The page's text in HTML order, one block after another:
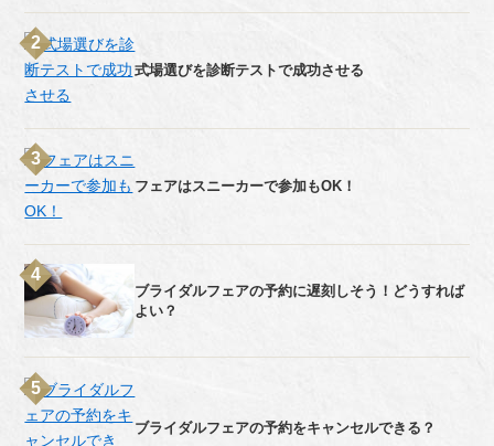
式場選びを診断テストで成功させる
フェアはスニーカーで参加もOK！
ブライダルフェアの予約に遅刻しそう！どうすれば
よい？
ブライダルフェアの予約をキャンセルできる？